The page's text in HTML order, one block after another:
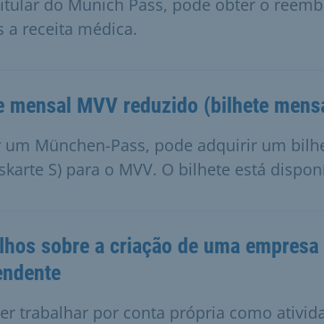
a receita médica.
mensal MVV reduzido (bilhete
um München-Pass, pode adquirir um
S) para o MVV. O bilhete está
sobre a criação de uma
trabalhar por conta própria como